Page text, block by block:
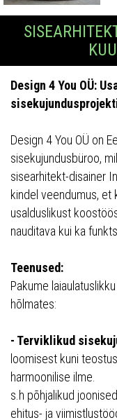
Design 4 You OÜ:
Design 4 You OÜ on
sisekujundusbüroo,
sisearhitekt-disainer
kindel veendumus, et
usalduslikust
nauditava kui ka
Teenused:
Pakume
hõlmates:
- Terviklikud
loomisest kuni
harmoonilise ilme.
s.h põhjalikud
ehitus- ja